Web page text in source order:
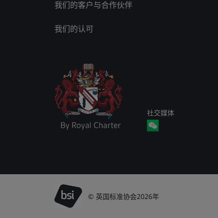
我们的客户与合作伙伴
我们的认可
社交媒体
© 英国标准协会2026年